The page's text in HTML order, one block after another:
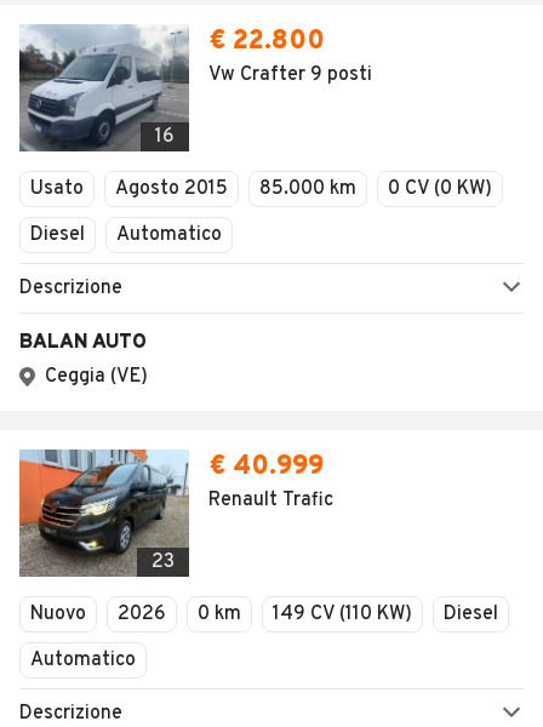
16
€ 22.800
Vw Crafter 9 posti
Usato Agosto 2015 85.000 km
0 CV (0 KW)
Diesel
Automatico
Descrizione
BALAN AUTO
Ceggia (VE)
23
€ 40.999
Renault Trafic
Nuovo 2026 0 km 149 CV (110 KW)
Diesel
Automatico
Descrizione